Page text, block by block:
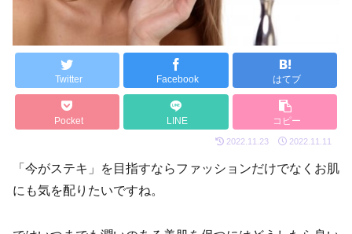
Twitter Facebook はてブ
Pocket LINE コピー
2022.11.23 2022.11.11
「今がステキ」を目指すならファッションだけでなくお肌
にも気を配りたいですね。